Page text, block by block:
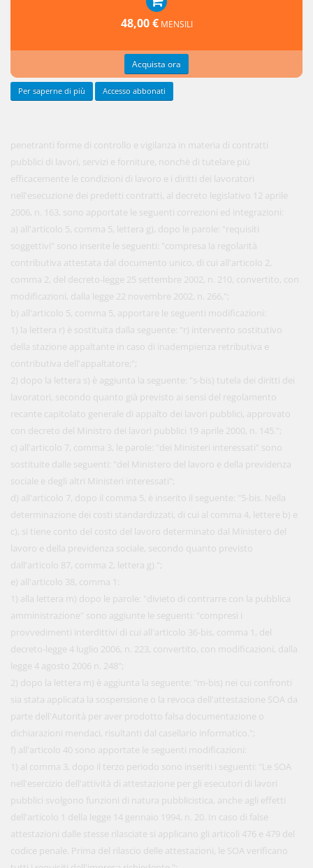
penetranti forme di controllo e vigilanza in materia di contratti
pubblici di lavori, servizi e forniture, nonchè di tutelare più
efficacemente le condizioni di lavoro e i diritti dei lavoratori
nell'esecuzione dei predetti contratti, al decreto legislativo 12 aprile
2006, n. 163, sono apportate le seguenti correzioni ed integrazioni:
a) all'articolo 5, comma 5, lettera g), dopo le parole: "requisiti
soggettivi" sono inserite le seguenti: "compresa la regolarità
contributiva attestata dal documento unico, di cui all'articolo 2,
comma 2, del decreto-legge 25 settembre 2002, n. 210, convertito, con
modificazioni, dalla legge 22 novembre 2002, n. 266,";
b) all'articolo 5, comma 5, apportare le seguenti modificazioni:
1) la lettera r) è sostituita dalla seguente: "r) intervento sostitutivo
della stazione appaltante in caso di inadempienza retributiva e
contributiva dell'appaltatore;";
2) dopo la lettera s) è aggiunta la seguente: "s-bis) tutela dei diritti dei
lavoratori, secondo quanto già previsto ai sensi del regolamento
recante capitolato generale di appalto dei lavori pubblici, approvato
con decreto del Ministro dei lavori pubblici 19 aprile 2000, n. 145.";
c) all'articolo 7, comma 3, le parole: "dei Ministeri interessati" sono
sostituite dalle seguenti: "del Ministero del lavoro e della previdenza
sociale e degli altri Ministeri interessati";
d) all'articolo 7, dopo il comma 5, è inserito il seguente: "5-bis. Nella
determinazione dei costi standardizzati, di cui al comma 4, lettere b) e
c), si tiene conto del costo del lavoro determinato dal Ministero del
lavoro e della previdenza sociale, secondo quanto previsto
dall'articolo 87, comma 2, lettera g).";
e) all'articolo 38, comma 1:
1) alla lettera m) dopo le parole: "divieto di contrarre con la pubblica
amministrazione" sono aggiunte le seguenti: "compresi i
provvedimenti interdittivi di cui all'articolo 36-bis, comma 1, del
decreto-legge 4 luglio 2006, n. 223, convertito, con modificazioni, dalla
legge 4 agosto 2006 n. 248";
2) dopo la lettera m) è aggiunta la seguente: "m-bis) nei cui confronti
sia stata applicata la sospensione o la revoca dell'attestazione SOA da
parte dell'Autorità per aver prodotto falsa documentazione o
dichiarazioni mendaci, risultanti dal casellario informatico.";
f) all'articolo 40 sono apportate le seguenti modificazioni:
1) al comma 3, dopo il terzo periodo sono inseriti i seguenti: "Le SOA
nell'esercizio dell'attività di attestazione per gli esecutori di lavori
pubblici svolgono funzioni di natura pubblicistica, anche agli effetti
dell'articolo 1 della legge 14 gennaio 1994, n. 20. In caso di false
attestazioni dalle stesse rilasciate si applicano gli articoli 476 e 479 del
codice penale. Prima del rilascio delle attestazioni, le SOA verificano
48,00 € MENSILI
Acquista ora
Per saperne di più Accesso abbonati